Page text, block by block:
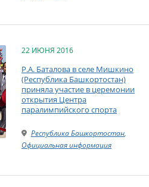
22 ИЮНЯ 2016
Р.А. Баталова в селе Мишкино
(Республика Башкортостан)
приняла участие в церемонии
открытия Центра
паралимпийского спорта
Республика Башкортостан,
Официальная информация